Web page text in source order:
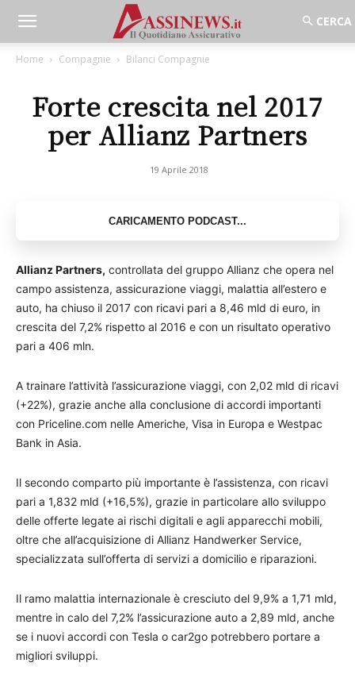
Home Compagnie Bilanci Compagnie
Forte crescita nel 2017
per Allianz Partners
19 Aprile 2018
Allianz Partners, controllata del gruppo Allianz che opera nel
campo assistenza, assicurazione viaggi, malattia all’estero e
auto, ha chiuso il 2017 con ricavi pari a 8,46 mld di euro, in
crescita del 7,2% rispetto al 2016 e con un risultato operativo
pari a 406 mln.
A trainare l’attività l’assicurazione viaggi, con 2,02 mld di ricavi
(+22%), grazie anche alla conclusione di accordi importanti
con Priceline.com nelle Americhe, Visa in Europa e Westpac
Bank in Asia.
Il secondo comparto più importante è l’assistenza, con ricavi
pari a 1,832 mld (+16,5%), grazie in particolare allo sviluppo
delle offerte legate ai rischi digitali e agli apparecchi mobili,
oltre che all’acquisizione di Allianz Handwerker Service,
specializzata sull’offerta di servizi a domicilio e riparazioni.
Il ramo malattia internazionale è cresciuto del 9,9% a 1,71 mld,
mentre in calo del 7,2% l’assicurazione auto a 2,89 mld, anche
se i nuovi accordi con Tesla o car2go potrebbero portare a
migliori sviluppi.